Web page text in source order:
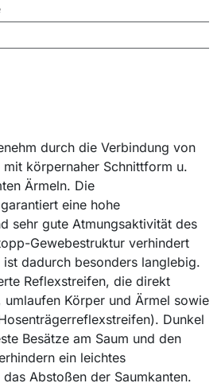
durch die Verbindung von
körpernaher Schnittform u.
Ärmeln. Die
eine hohe
sehr gute Atmungsaktivität des
Gewebestruktur verhindert
dadurch besonders langlebig.
Reflexstreifen, die direkt
Körper und Ärmel sowie
Dunkel
Besätze am Saum und den
ein leichtes
Abstoßen der Saumkanten.